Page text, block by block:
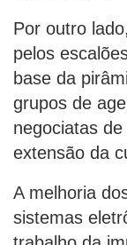
Por outro
pelos
base da
grupos de
negociatas
extensão da
A melhoria
sistemas